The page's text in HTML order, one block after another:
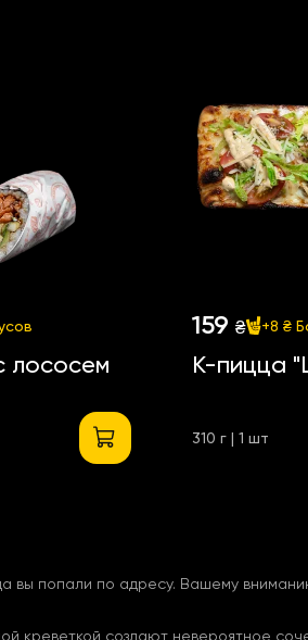
лососем
159 ₴ +8 ₴
К-пицца
310 г | 1 шт
вы попали по адресу. Вашему
креветкой создают невероятное